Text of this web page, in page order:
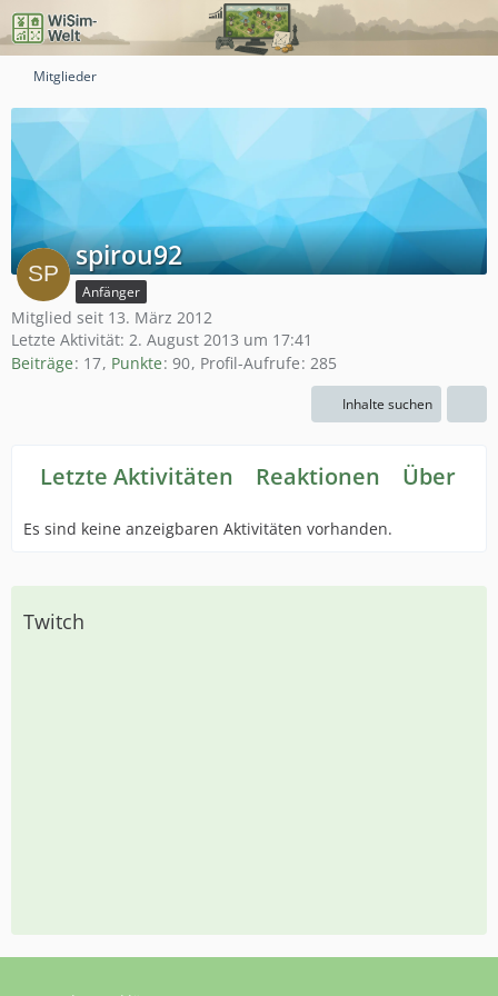
Mitglieder
spirou92
Anfänger
Mitglied seit 13. März 2012
Letzte Aktivität: 2. August 2013 um 17:41
Beiträge 17 Punkte 90 Profil-Aufrufe 285
Inhalte suchen
Letzte Aktivitäten Reaktionen Über
Es sind keine anzeigbaren Aktivitäten vorhanden.
Twitch